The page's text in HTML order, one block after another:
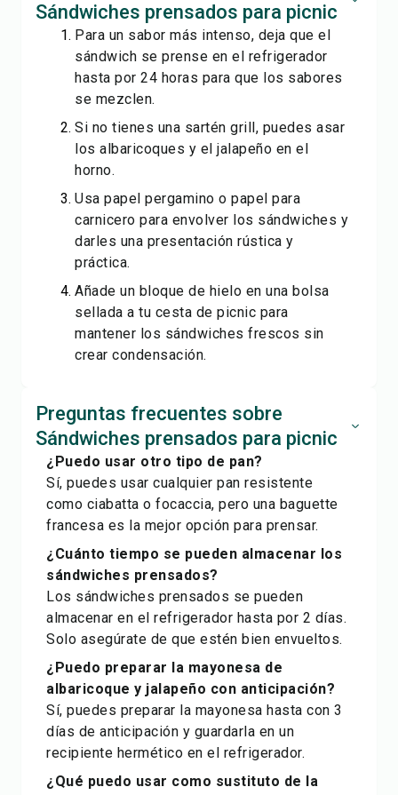
Sándwiches prensados para picnic
Para un sabor más intenso, deja que el
sándwich se prense en el refrigerador
hasta por 24 horas para que los sabores
se mezclen.
Si no tienes una sartén grill, puedes asar
los albaricoques y el jalapeño en el
horno.
Usa papel pergamino o papel para
carnicero para envolver los sándwiches y
darles una presentación rústica y
práctica.
Añade un bloque de hielo en una bolsa
sellada a tu cesta de picnic para
mantener los sándwiches frescos sin
crear condensación.
Preguntas frecuentes sobre
Sándwiches prensados para picnic
¿Puedo usar otro tipo de pan?
Sí, puedes usar cualquier pan resistente
como ciabatta o focaccia, pero una baguette
francesa es la mejor opción para prensar.
¿Cuánto tiempo se pueden almacenar los
sándwiches prensados?
Los sándwiches prensados se pueden
almacenar en el refrigerador hasta por 2 días.
Solo asegúrate de que estén bien envueltos.
¿Puedo preparar la mayonesa de
albaricoque y jalapeño con anticipación?
Sí, puedes preparar la mayonesa hasta con 3
días de anticipación y guardarla en un
recipiente hermético en el refrigerador.
¿Qué puedo usar como sustituto de la